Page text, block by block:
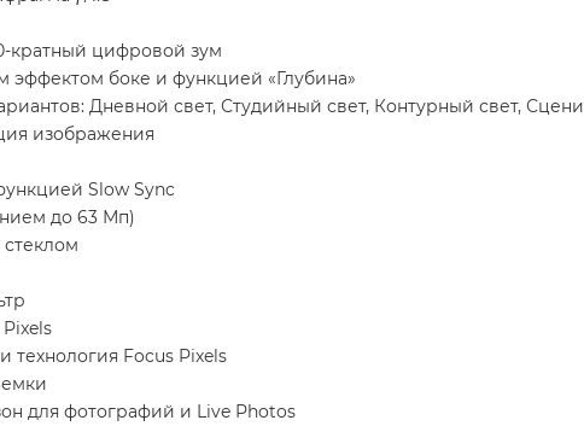
кратный цифровой зум
боке и функцией «Глубина»
Дневной свет, Студийный свет, Контурный свет,
изображения
Slow Sync
до 63 Мп)
Focus Pixels
для фотографий и Live Photos